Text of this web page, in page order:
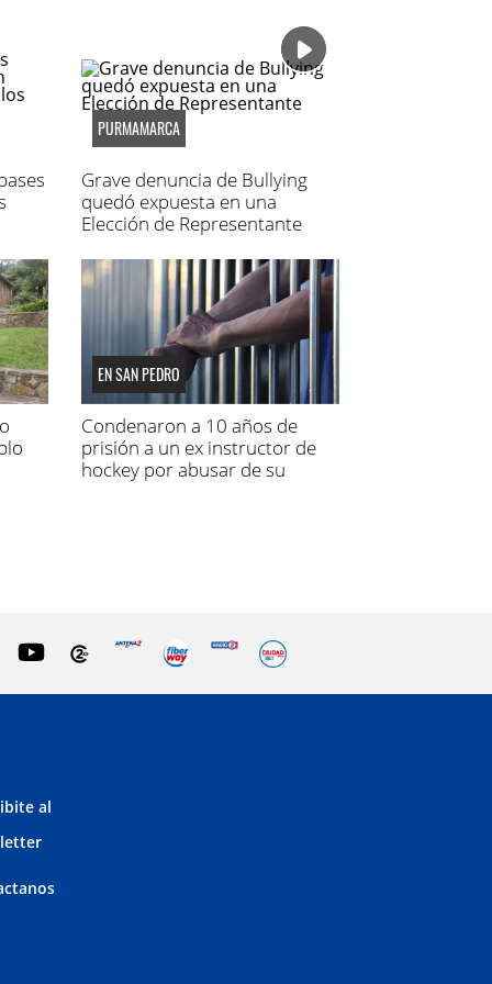
PURMAMARCA
Grave denuncia de Bullying
quedó expuesta en una
Elección de Representante
EN SAN PEDRO
Condenaron a 10 años de
prisión a un ex instructor de
hockey por abusar de su
al